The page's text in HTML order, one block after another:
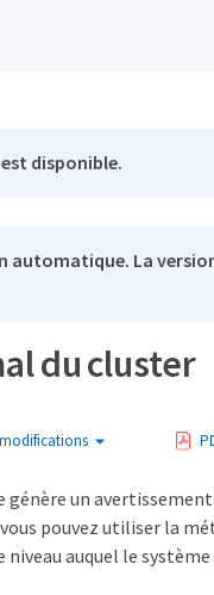
disponible.
automatique. La
du cluster
un
pouvez utiliser la
auquel le